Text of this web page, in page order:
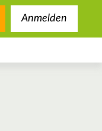
Anmelden